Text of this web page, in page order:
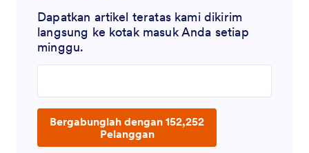
Dapatkan artikel teratas kami dikirim
langsung ke kotak masuk Anda setiap
minggu.
Bergabunglah dengan 152,252
Pelanggan